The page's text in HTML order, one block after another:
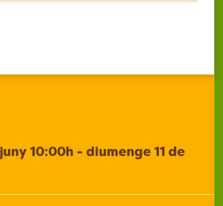
10:00h - diumenge 11 de